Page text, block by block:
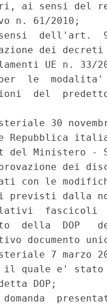
ai sensi del
n. 61/2010;
dell'art.
dei
UE n. 33/
le
del
30
Repubblica
del Ministero -
dei
con le
previsti dalla
della  DOP
documento
7 marzo
il quale e'
DOP;